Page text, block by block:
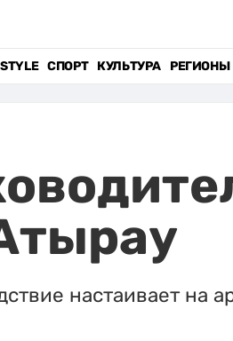
СПОРТ КУЛЬТУРА РЕГИОНЫ
настаивает на